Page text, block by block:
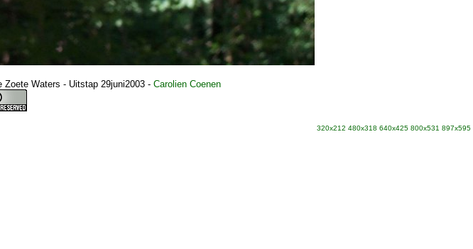
Zoete Waters - Uitstap 29juni2003- Carolien Coenen
320x212 480x318 640x425 800x531 897x595